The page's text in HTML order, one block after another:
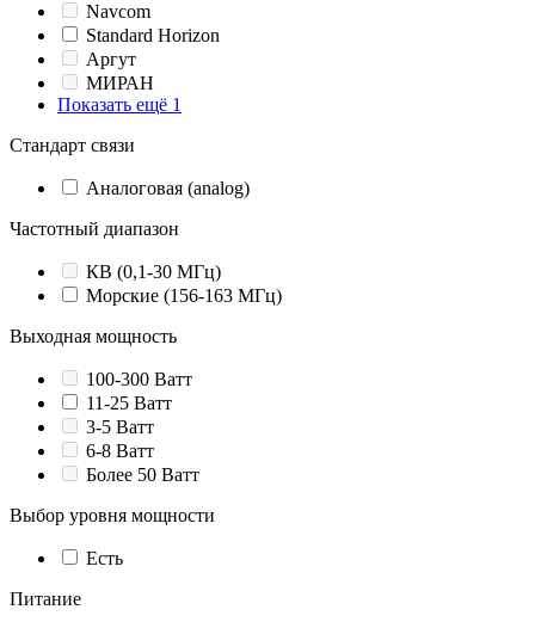
Navcom
Standard Horizon
Аргут
МИРАН
Показать ещё 1
Стандарт связи
Аналоговая (analog)
Частотный диапазон
КВ (0,1-30 МГц)
Морские (156-163 МГц)
Выходная мощность
100-300 Ватт
11-25 Ватт
3-5 Ватт
6-8 Ватт
Более 50 Ватт
Выбор уровня мощности
Есть
Питание